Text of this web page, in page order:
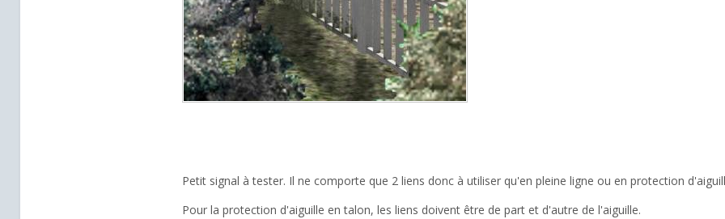
Petit signal à tester. Il ne comporte que 2 liens donc à utiliser qu'en pleine ligne ou en protection
Pour la protection d'aiguille en talon, les liens doivent être de part et d'autre de l'aiguille.